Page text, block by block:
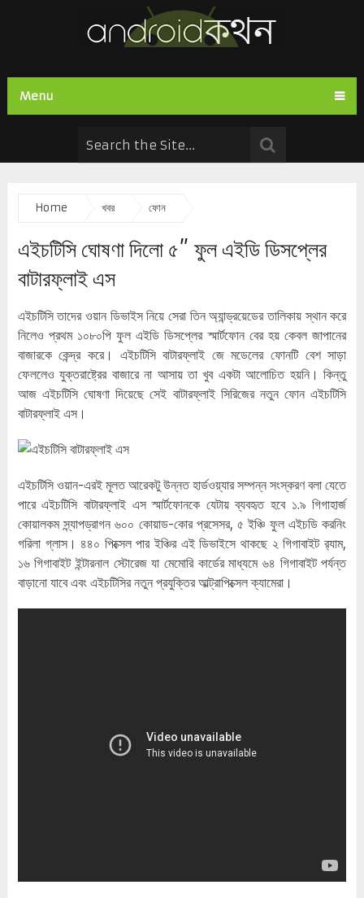
Menu
Home খবর ফোন
এইচটিসি ঘোষণা দিলো ৫” ফুল এইডি ডিসপ্লের
বাটারফ্লাই এস
এইচটিসি তাদের ওয়ান ডিভাইস নিয়ে সেরা তিন অ্যান্ড্রয়েডের তালিকায় স্থান করে
নিলেও প্রথম ১০৮০পি ফুল এইডি ডিসপ্লের স্মার্টফোন বের হয় কেবল জাপানের
বাজারকে কেন্দ্র করে। এইচটিসি বাটারফ্লাই জে মডেলের ফোনটি বেশ সাড়া
ফেললেও যুক্তরাষ্ট্রের বাজারে না আসায় তা খুব একটা আলোচিত হয়নি। কিন্তু
আজ এইচটিসি ঘোষণা দিয়েছে সেই বাটারফ্লাই সিরিজের নতুন ফোন এইচটিসি
বাটারফ্লাই এস।
এইচটিসি ওয়ান-এরই মূলত আরেকটু উন্নত হার্ডওয়্যার সম্পন্ন সংস্করণ বলা যেতে
পারে এইচটিসি বাটারফ্লাই এস স্মার্টফোনকে যেটায় ব্যবহৃত হবে ১.৯ গিগাহার্জ
কোয়ালকম স্ন্যাপড্রাগন ৬০০ কোয়াড-কোর প্রসেসর, ৫ ইঞ্চি ফুল এইচডি করনিং
গরিলা গ্লাস। ৪৪০ পিক্সেল পার ইঞ্চির এই ডিভাইসে থাকছে ২ গিগাবাইট র‌্যাম,
১৬ গিগাবাইট ইন্টারনাল স্টোরেজ যা মেমোরি কার্ডের মাধ্যমে ৬৪ গিগাবাইট পর্যন্ত
বাড়ানো যাবে এবং এইচটিসির নতুন প্রযুক্তির আল্ট্রাপিক্সেল ক্যামেরা।